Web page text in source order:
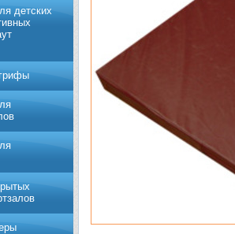
детских